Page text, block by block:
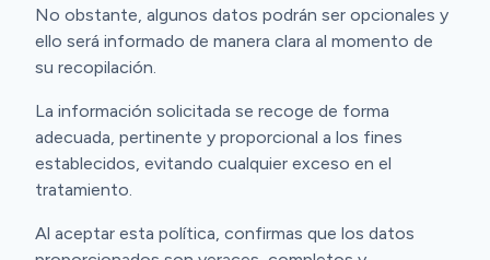
No obstante, algunos datos podrán ser opcionales y
ello será informado de manera clara al momento de
su recopilación.
La información solicitada se recoge de forma
adecuada, pertinente y proporcional a los fines
establecidos, evitando cualquier exceso en el
tratamiento.
Al aceptar esta política, confirmas que los datos